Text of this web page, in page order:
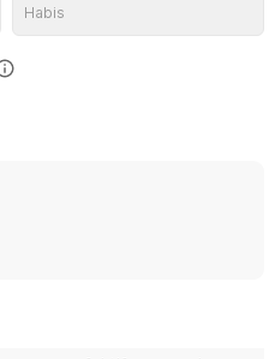
Habis